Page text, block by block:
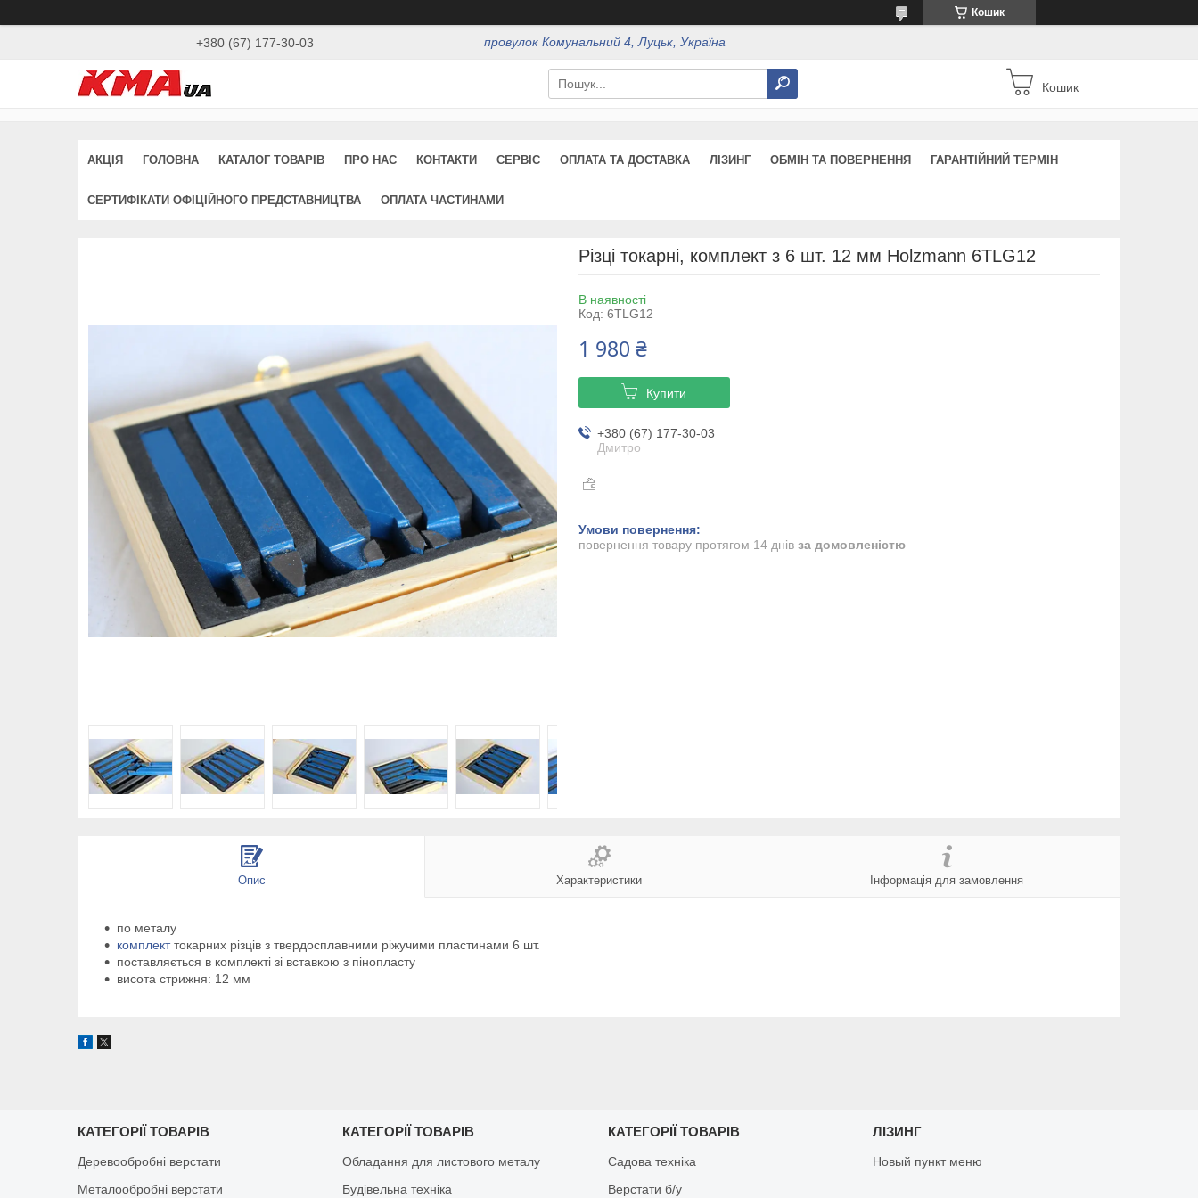
Кошик
+380 (67) 177-30-03 провулок Комунальний 4, Луцьк, Україна
Кошик
АКЦІЯ ГОЛОВНА КАТАЛОГ ТОВАРІВ ПРО НАС КОНТАКТИ СЕРВІС ОПЛАТА ТА ДОСТАВКА ЛІЗИНГ ОБМІН ТА ПОВЕРНЕННЯ ГАРАНТІЙНИЙ ТЕРМІН
СЕРТИФІКАТИ ОФІЦІЙНОГО ПРЕДСТАВНИЦТВА ОПЛАТА ЧАСТИНАМИ
Різці токарні, комплект з 6 шт. 12 мм Holzmann 6TLG12
В наявності
Код: 6TLG12
1 980 ₴
Купити
+380 (67) 177-30-03
Дмитро
повернення товару протягом 14 днів за домовленістю
Опис Характеристики Інформація для замовлення
по металу
комплекттокарних різців з твердосплавними ріжучими пластинами 6 шт.
поставляється в комплекті зі вставкою з пінопласту
висота стрижня: 12 мм
КАТЕГОРІЇ ТОВАРІВ
Деревообробні верстати
Металообробні верстати
КАТЕГОРІЇ ТОВАРІВ
Обладання для листового металу
Будівельна техніка
КАТЕГОРІЇ ТОВАРІВ
Садова техніка
Верстати б/у
ЛІЗИНГ
Новый пункт меню